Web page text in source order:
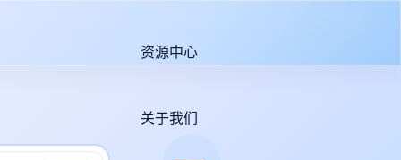
资源中心
关于我们